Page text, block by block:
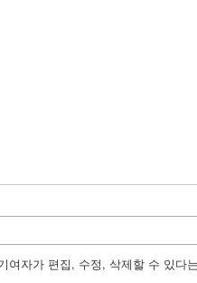
여자가 편집, 수정, 삭제할 수 있